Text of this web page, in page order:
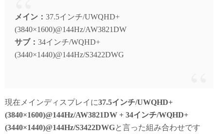
メイン： 37.5インチ/UWQHD+
(3840×1600)@144Hz/AW3821DW
サブ： 34インチ/WQHD+
(3440×1440)@144Hz/S3422DWG
現在メインディスプレイに37.5インチ/UWQHD+
(3840×1600)@144Hz/AW3821DW + 34インチ/WQHD+
(3440×1440)@144Hz/S3422DWGと言った組み合わせです